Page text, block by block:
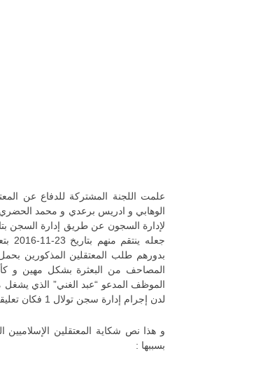
علمت اللجنة المشتركة للدفاع عن
بدورهم طلب المعتقلين المذكورين
المصاحف من البعثرة بشكل مهين و
لدن إجرام إدارة سجن تولال 1 فكان تعليقه بعدما اطلع على الوضع “هؤلاء لا يخافون لا الله و لا أي شيء”.
بسببها :